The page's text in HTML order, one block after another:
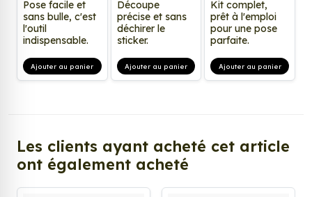
Pose facile et
sans bulle, c'est
l'outil
indispensable.
Ajouter au panier
Découpe
précise et sans
déchirer le
sticker.
Ajouter au panier
Kit complet,
prêt à l'emploi
pour une pose
parfaite.
Ajouter au panier
Les clients ayant acheté cet article
ont également acheté